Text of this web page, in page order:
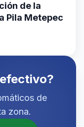
de la
Pila Metepec
de
zona.